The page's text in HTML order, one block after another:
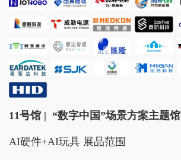
11号馆 | “数字中国”场景方案主题馆
AI硬件+AI玩具 展品范围